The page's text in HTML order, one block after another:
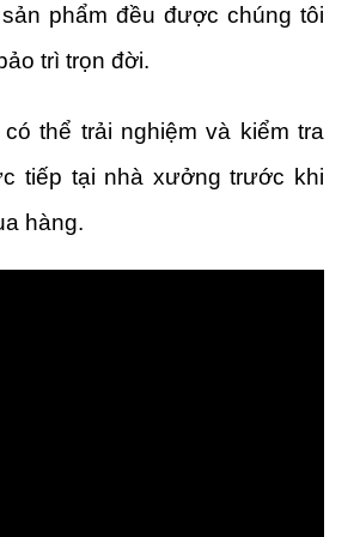
phẩm đều được chúng tôi
trì trọn đời.
thể trải nghiệm và kiểm tra
tiếp tại nhà xưởng trước khi
hàng.